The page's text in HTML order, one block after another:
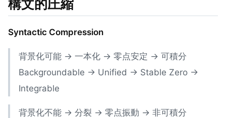
構文的圧縮
Syntactic Compression
背景化可能 → 一本化 → 零点安定 → 可積分
Backgroundable → Unified → Stable Zero →
Integrable
背景化不能 → 分裂 → 零点振動 → 非可積分